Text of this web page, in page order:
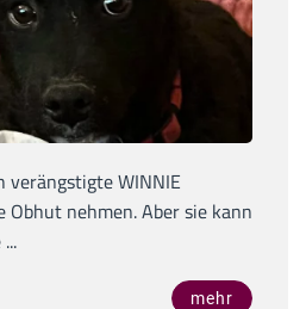
verängstigte WINNIE
nehmen. Aber sie kann
mehr